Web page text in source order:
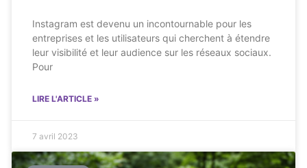
Instagram est devenu un incontournable pour les
entreprises et les utilisateurs qui cherchent à étendre
leur visibilité et leur audience sur les réseaux sociaux.
Pour
LIRE L'ARTICLE »
7 avril 2023